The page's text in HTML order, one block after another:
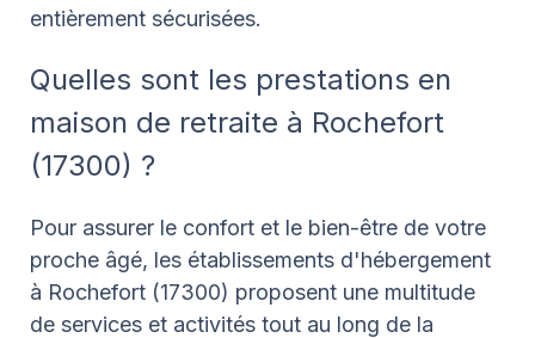
entièrement sécurisées.
Quelles sont les prestations en
maison de retraite à Rochefort
(17300) ?
Pour assurer le confort et le bien-être de votre
proche âgé, les établissements d'hébergement
à Rochefort (17300) proposent une multitude
de services et activités tout au long de la